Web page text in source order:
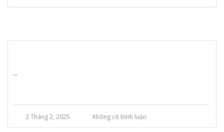
...
2 Tháng 2, 2025 Không có bình luận